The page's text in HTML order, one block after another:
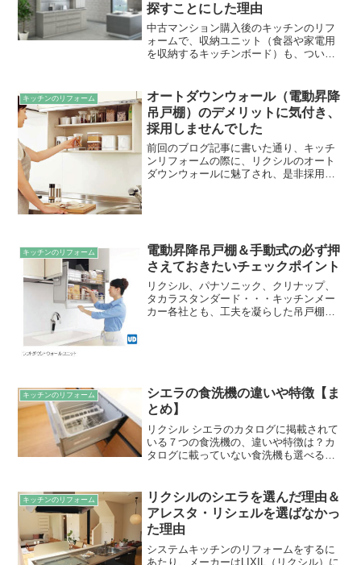
探すことにした理由
中古マンション購入後のキッチンのリフ
ォームで、収納ユニット（食器や家電用
を収納するキッチンボード）も、ついで
考記事 リクシル シエラの収納ユニット
（カップボード＆家電収...
キッチンのリフォーム
オートダウンウォール（電動昇降
吊戸棚）のデメリットに気付き、
採用しませんでした
前回のブログ記事に書いた通り、キッチ
ンリフォームの際に、リクシルのオート
ダウンウォールに魅了され、是非採用し
キッチンのリフォーム
電動昇降吊戸棚＆手動式の必ず押
さえておきたいチェックポイント
リクシル、パナソニック、クリナップ、
タカラスタンダード・・・キッチンメー
カー各社とも、工夫を凝らした吊戸棚を
キッチンのリフォーム
シエラの食洗機の違いや特徴【ま
とめ】
リクシル シエラのカタログに掲載されて
いる７つの食洗機の、違いや特徴は？カ
タログに載っていない食洗機も選べる？
キッチンのリフォーム
リクシルのシエラを選んだ理由＆
アレスタ・リシェルを選ばなかっ
た理由
システムキッチンのリフォームをするに
あたり、メーカーはLIXIL（リクシル）に